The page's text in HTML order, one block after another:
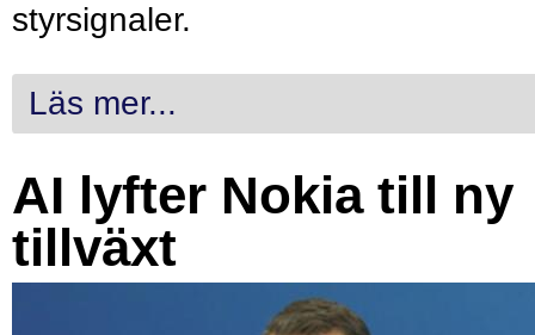
styrsignaler.
Läs mer...
AI lyfter Nokia till ny
tillväxt